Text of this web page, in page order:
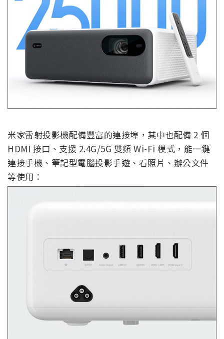
米家雷射投影機配備豐富的連接埠，其中也配備 2 個
HDMI 接口、支援 2.4G/5G 雙頻 Wi-Fi 模式，能一鍵
連接手機、筆記型電腦投影手遊、看照片、辦公文件
等使用：